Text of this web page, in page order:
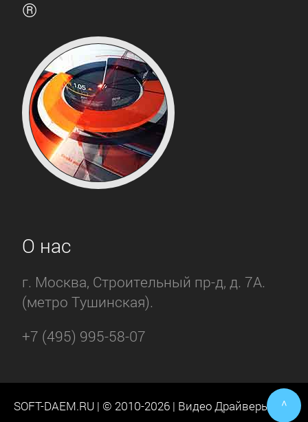
®
О нас
г. Москва, Строительный пр-д, д. 7А.
(метро Тушинская).
+7 (495) 995-58-07
SOFT-DAEM.RU | © 2010-2026 | Видео Драйверы ^